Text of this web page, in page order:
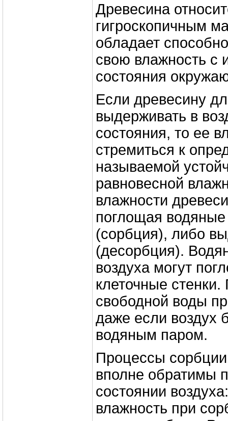
Древесина
гигроскопичным
обладает
свою влажность с
состояния
Если древесину
выдерживать в
состояния, то ее
стремиться к
называемой
равновесной
влажности
поглощая
(сорбция), либо
(десорбция).
воздуха могут
клеточные
свободной воды
даже если воздух
водяным паром.
Процессы
вполне обратимы
состоянии
влажность при